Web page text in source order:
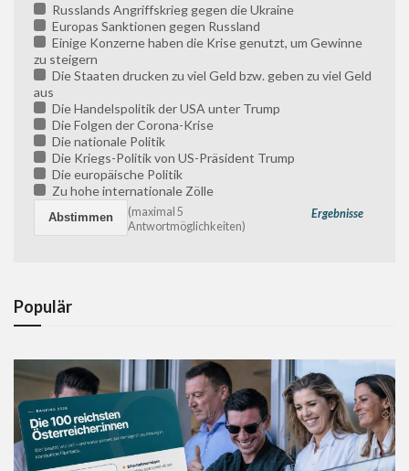
Russlands Angriffskrieg gegen die Ukraine
Europas Sanktionen gegen Russland
Einige Konzerne haben die Krise genutzt, um Gewinne
zu steigern
Die Staaten drucken zu viel Geld bzw. geben zu viel Geld
aus
Die Handelspolitik der USA unter Trump
Die Folgen der Corona-Krise
Die nationale Politik
Die Kriegs-Politik von US-Präsident Trump
Die europäische Politik
Zu hohe internationale Zölle
Ergebnisse
(maximal 5
Antwortmöglichkeiten)
Populär